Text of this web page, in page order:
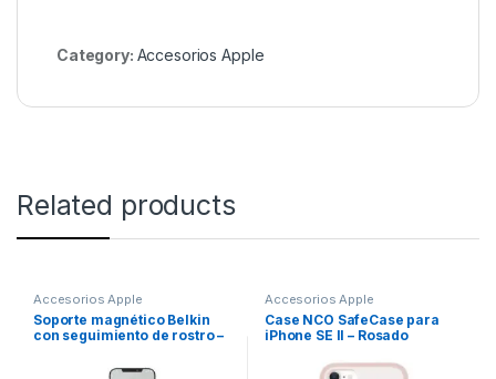
Category: Accesorios Apple
Related products
Accesorios Apple
Soporte magnético Belkin
con seguimiento de rostro –
Accesorios Apple
Case NCO SafeCase para
iPhone SE II – Rosado